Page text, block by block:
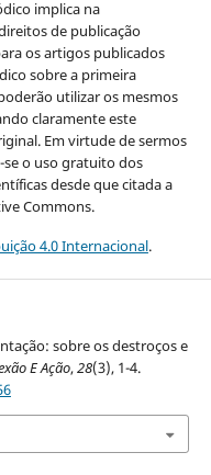
implica na
de publicação
os artigos publicados
sobre a primeira
utilizar os mesmos
claramente este
Em virtude de sermos
o uso gratuito dos
desde que citada a
Commons.
4.0 Internacional.
sobre os destroços e
E Ação,28(3), 1-4.